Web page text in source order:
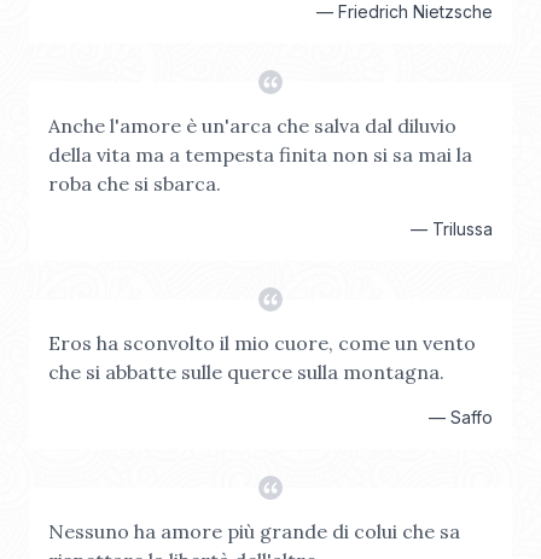
— Friedrich Nietzsche
Anche l'amore è un'arca che salva dal diluvio
della vita ma a tempesta finita non si sa mai la
roba che si sbarca.
— Trilussa
Eros ha sconvolto il mio cuore, come un vento
che si abbatte sulle querce sulla montagna.
— Saffo
Nessuno ha amore più grande di colui che sa